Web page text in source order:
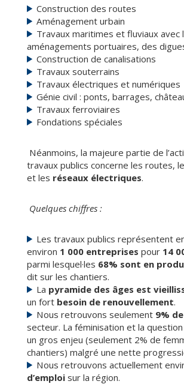
Construction des routes
Aménagement urbain
Travaux maritimes et fluviaux avec
aménagements portuaires, des
Construction de canalisations
Travaux souterrains
Travaux électriques et numériques
Génie civil : ponts, barrages,
Travaux ferroviaires
Fondations spéciales
Néanmoins, la majeure partie de
travaux publics concerne les routes,
et les réseaux électriques.
Quelques chiffres :
Les travaux publics représentent
environ 1 000 entreprises pour 14
parmi lesquel·les 68% sont en
dit sur les chantiers.
La pyramide des âges est
un fort besoin de renouvellement.
Nous retrouvons seulement 9%
secteur. La féminisation et la
un gros enjeu (seulement 2% de
chantiers) malgré une nette
Nous retrouvons actuellement
d’emploi sur la région.